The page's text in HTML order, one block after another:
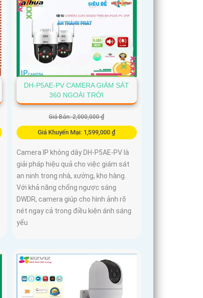
DH-P5AE-PV CAMERA GIÁM SÁT
360 NGOÀI TRỜI
Giá Bán: 2,000,000 ₫
Giá Khuyến Mại: 1,599,000 ₫
Camera IP không dây DH-P5AE-PV là
giải pháp hiệu quả cho việc giám sát
an ninh trong nhà, xưởng, kho hàng.
Với khả năng chống ngược sáng
DWDR, camera giúp cho hình ảnh rõ
nét ngay cả trong điều kiện ánh sáng
yếu